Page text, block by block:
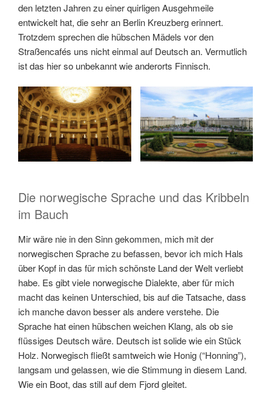
den letzten Jahren zu einer quirligen Ausgehmeile
entwickelt hat, die sehr an Berlin Kreuzberg erinnert.
Trotzdem sprechen die hübschen Mädels vor den
Straßencafés uns nicht einmal auf Deutsch an. Vermutlich
ist das hier so unbekannt wie anderorts Finnisch.
Die norwegische Sprache und das Kribbeln
im Bauch
Mir wäre nie in den Sinn gekommen, mich mit der
norwegischen Sprache zu befassen, bevor ich mich Hals
über Kopf in das für mich schönste Land der Welt verliebt
habe. Es gibt viele norwegische Dialekte, aber für mich
macht das keinen Unterschied, bis auf die Tatsache, dass
ich manche davon besser als andere verstehe. Die
Sprache hat einen hübschen weichen Klang, als ob sie
flüssiges Deutsch wäre. Deutsch ist solide wie ein Stück
Holz. Norwegisch fließt samtweich wie Honig (“Honning”),
langsam und gelassen, wie die Stimmung in diesem Land.
Wie ein Boot, das still auf dem Fjord gleitet.